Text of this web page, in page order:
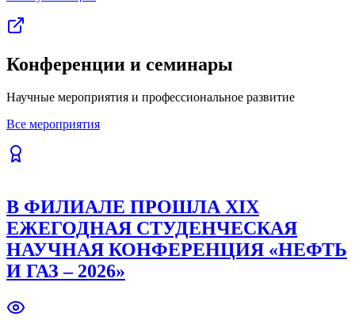
Конференции и семинары
Научные мероприятия и профессиональное развитие
Все мероприятия
В ФИЛИАЛЕ ПРОШЛА XIX
ЕЖЕГОДНАЯ СТУДЕНЧЕСКАЯ
НАУЧНАЯ КОНФЕРЕНЦИЯ «НЕФТЬ
И ГАЗ – 2026»